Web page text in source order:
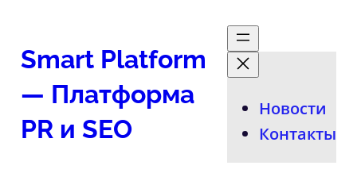
содержимому
Smart Platform
— Платформа
PR и SEO
Новости
Контакты